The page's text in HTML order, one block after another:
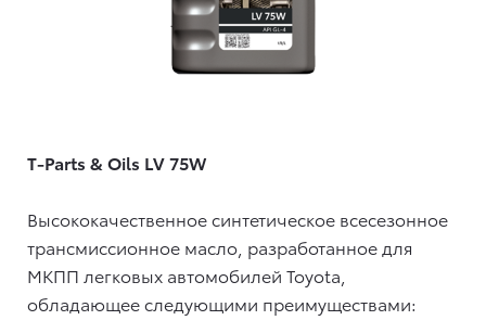
T-Parts & Oils LV 75W
Высококачественное синтетическое всесезонное
трансмиссионное масло, разработанное для
МКПП легковых автомобилей Toyota,
обладающее следующими преимуществами: